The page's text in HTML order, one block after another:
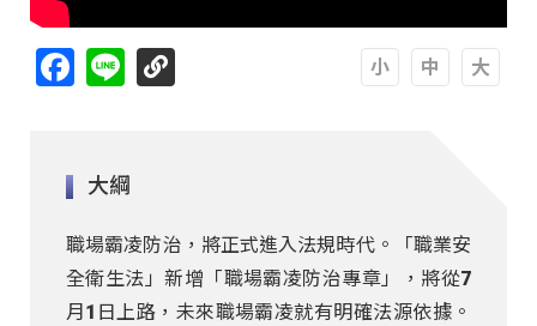
Facebook
Line
大綱
職場霸凌防治，將正式進入法規時代。「職業安
全衛生法」新增「職場霸凌防治專章」，將從7
月1日上路，未來職場霸凌就有明確法源依據。